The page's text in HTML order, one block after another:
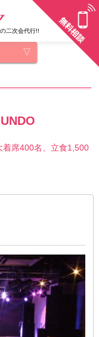
二次会代行!!
着席400名、立食1,500